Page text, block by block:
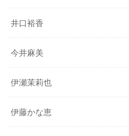
井口裕香
今井麻美
伊瀬茉莉也
伊藤かな恵